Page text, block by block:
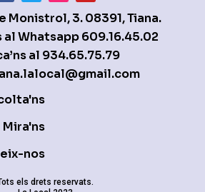
Monistrol, 3. 08391, Tiana.
al Whatsapp609.16.45.02
al 934.65.75.79
Mira'ns
nos
els drets reservats.